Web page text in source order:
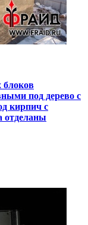
блоков
под дерево с
кирпич с
отделаны